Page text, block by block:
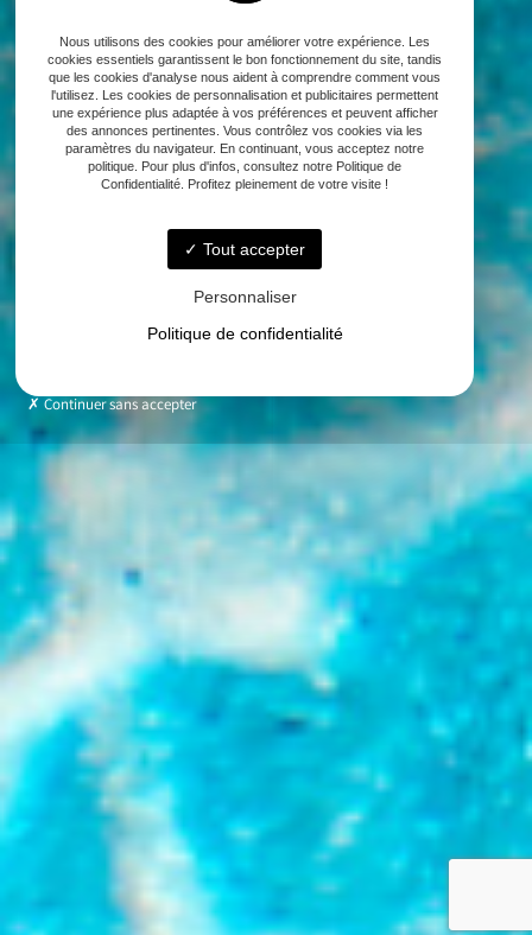
Nous utilisons des cookies pour améliorer votre expérience. Les
cookies essentiels garantissent le bon fonctionnement du site, tandis
que les cookies d'analyse nous aident à comprendre comment vous
l'utilisez. Les cookies de personnalisation et publicitaires permettent
une expérience plus adaptée à vos préférences et peuvent afficher
des annonces pertinentes. Vous contrôlez vos cookies via les
paramètres du navigateur. En continuant, vous acceptez notre
politique. Pour plus d'infos, consultez notre Politique de
Confidentialité. Profitez pleinement de votre visite !
Tout accepter
Personnaliser
Politique de confidentialité
Continuer sans accepter